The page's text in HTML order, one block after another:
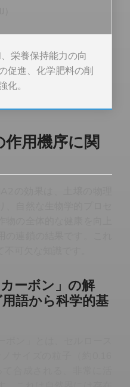
栄養保持能力の向
促進、化学肥料の削
。
用機序に関
ーボン」の解
語から科学的基